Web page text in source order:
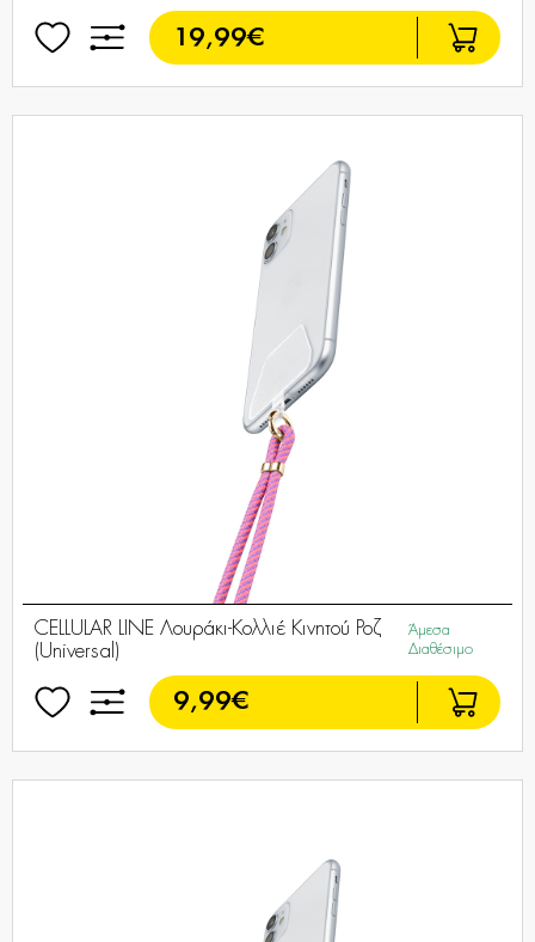
19,99€
CELLULAR LINE Λουράκι-Κολλιέ Κινητού Ροζ
(Universal)
Άμεσα
Διαθέσιμο
9,99€